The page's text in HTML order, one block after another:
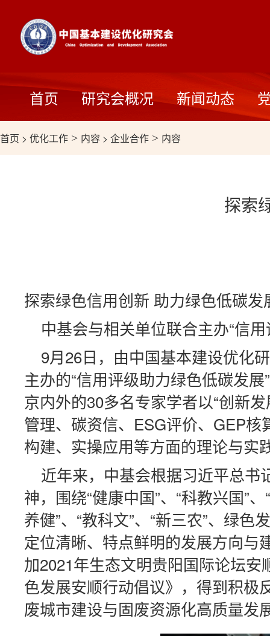
首页 研究会概况 新闻动态
首页 > 优化工作 > 内容 > 企业合作 > 内容
探索
探索绿色信用创新 助力绿色低碳发
中基会与相关单位联合主办“信
9月26日，由中国基本建设优化
主办的“信用评级助力绿色低碳发
京内外的30多名专家学者以“创新
管理、碳资信、ESG评价、GEP
构建、实操应用等方面的理论与实
近年来，中基会根据习近平总书
神，围绕“健康中国”、“科教兴国”
养健”、“教科文”、“新三农”、绿
定位清晰、特点鲜明的发展方向与
加2021年生态文明贵阳国际论坛
色发展安顺行动倡议》，得到积极
废城市建设与固废资源化高质量发